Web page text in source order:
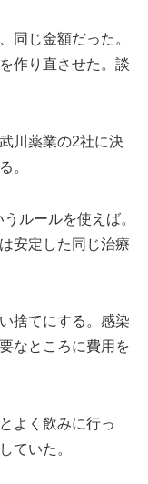
同じ金額だった。
作り直させた。談
川薬業の2社に決
。
ルールを使えば。
安定した同じ治療
捨てにする。感染
なところに費用を
よく飲みに行っ
ていた。